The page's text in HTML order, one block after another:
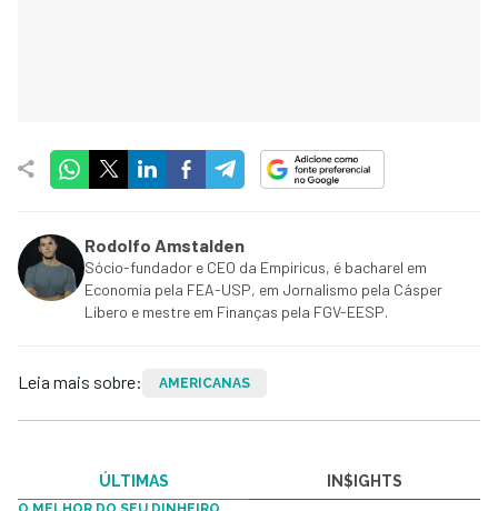
Rodolfo Amstalden
Sócio-fundador e CEO da Empiricus, é bacharel em
Economia pela FEA-USP, em Jornalismo pela Cásper
Líbero e mestre em Finanças pela FGV-EESP.
Leia mais sobre: AMERICANAS
ÚLTIMAS IN$IGHTS